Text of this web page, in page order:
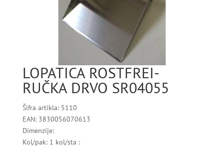
LOPATICA ROSTFREI-
RUČKA DRVO SR04055
Šifra artikla: 5110
EAN: 3830056070613
Dimenzije:
Kol/pak: 1 kol/sta :